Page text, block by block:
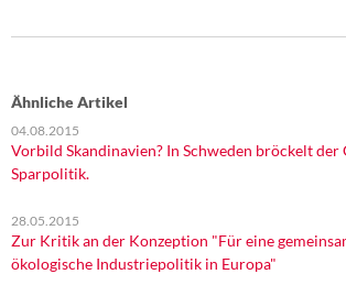
Über mich
Kontakt
Ähnliche Artikel
04.08.2015
Vorbild Skandinavien? In Schweden bröckelt der
Sparpolitik.
28.05.2015
Zur Kritik an der Konzeption "Für eine
ökologische Industriepolitik in Europa"